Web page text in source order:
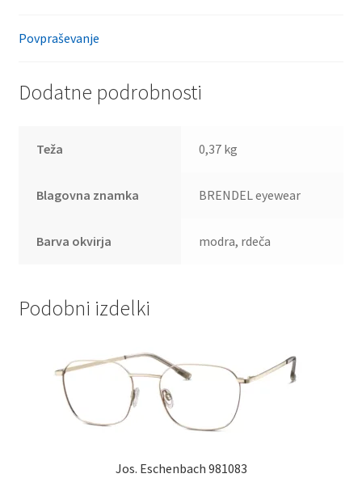
Povpraševanje
Dodatne podrobnosti
Teža 0,37 kg
Blagovna znamka BRENDEL eyewear
Barva okvirja modra, rdeča
Podobni izdelki
Jos. Eschenbach 981083